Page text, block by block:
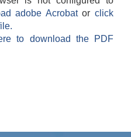
adobe Acrobatorclick
to download the PDF